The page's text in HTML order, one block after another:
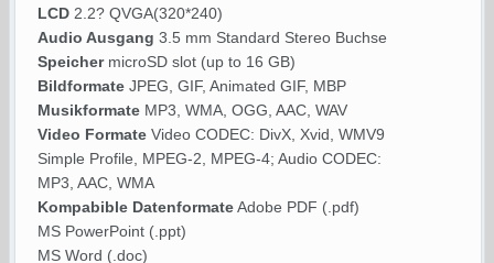
LCD2.2? QVGA(320*240)
Audio Ausgang3.5 mm Standard Stereo Buchse
Speicher microSD slot (up to 16 GB)
BildformateJPEG, GIF, Animated GIF, MBP
Musikformate MP3, WMA, OGG, AAC, WAV
Video Formate Video CODEC: DivX, Xvid, WMV9
Simple Profile, MPEG-2, MPEG-4; Audio CODEC:
MP3, AAC, WMA
Kompabible DatenformateAdobe PDF (.pdf)
MS PowerPoint (.ppt)
MS Word (.doc)